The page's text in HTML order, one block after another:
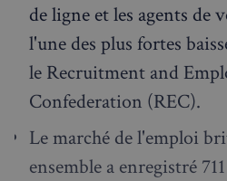
de ligne et les agents de
l'une des plus fortes
le Recruitment and
Confederation (REC).
Le marché de l'emploi
ensemble a enregistré